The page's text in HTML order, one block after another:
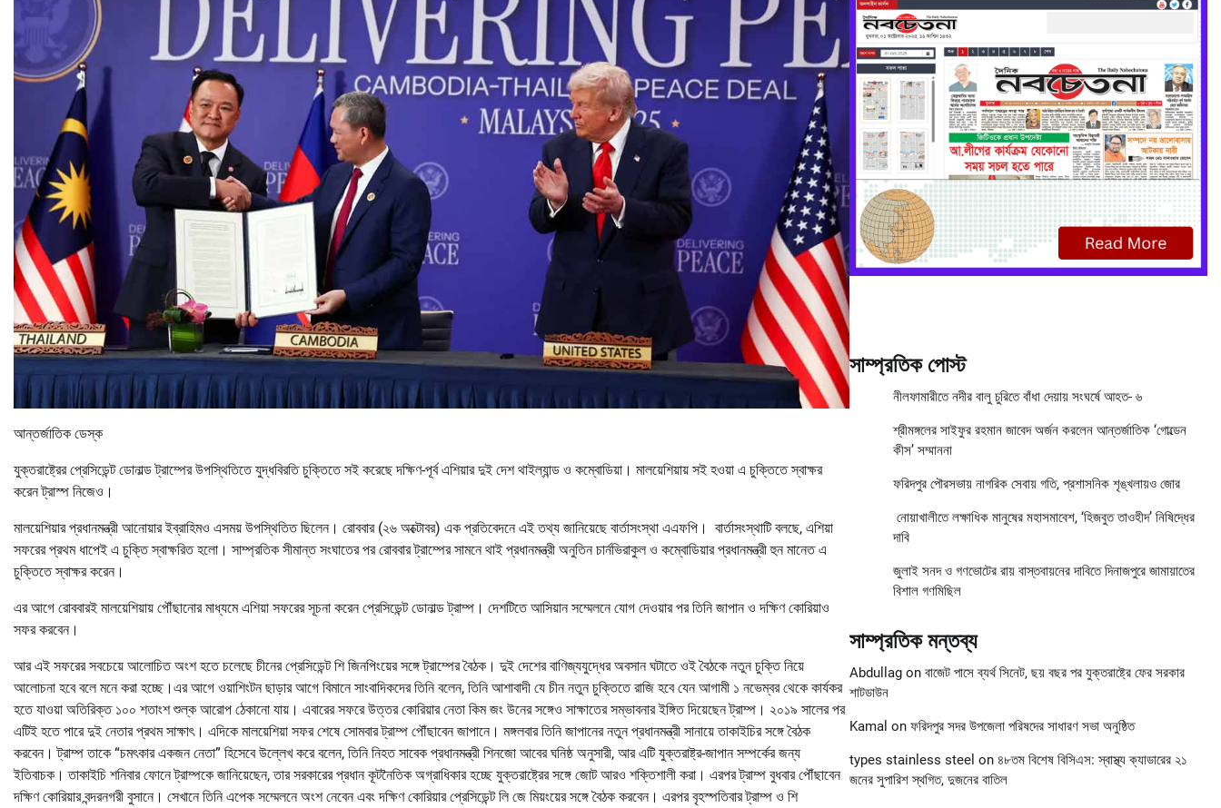
আন্তর্জাতিক ডেস্ক
যুক্তরাষ্ট্রের প্রেসিডেন্ট ডোনাল্ড ট্রাম্পের উপস্থিতিতে যুদ্ধবিরতি চুক্তিতে সই করেছে দক্ষিণ-পূর্ব এশিয়ার দুই দেশ থাইল্যান্ড ও কম্বোডিয়া। মালয়েশিয়ায় সই হওয়া এ চুক্তিতে স্বাক্ষর
করেন ট্রাস্প নিজেও।
মালয়েশিয়ার প্রধানমন্ত্রী আনোয়ার ইব্রাহিমও এসময় উপস্থিতিত ছিলেন। রোববার (২৬ অক্টোবর) এক প্রতিবেদনে এই তথ্য জানিয়েছে বার্তাসংস্থা এএফপি। বার্তাসংস্থাটি বলছে, এশিয়া
সফরের প্রথম ধাপেই এ চুক্তি স্বাক্ষরিত হলো। সাম্প্রতিক সীমান্ত সংঘাতের পর রোববার ট্রাম্পের সামনে থাই প্রধানমন্ত্রী অনুতিন চার্নভিরাকুল ও কম্বোডিয়ার প্রধানমন্ত্রী হুন মানেত এ
চুক্তিতে স্বাক্ষর করেন।
এর আগে রোববারই মালয়েশিয়ায় পৌঁছানোর মাধ্যমে এশিয়া সফরের সূচনা করেন প্রেসিডেন্ট ডোনাল্ড ট্রাম্প। দেশটিতে আসিয়ান সম্মেলনে যোগ দেওয়ার পর তিনি জাপান ও দক্ষিণ কোরিয়াও
সফর করবেন।
আর এই সফরের সবচেয়ে আলোচিত অংশ হতে চলেছে চীনের প্রেসিডেন্ট শি জিনপিংয়ের সঙ্গে ট্রাম্পের বৈঠক। দুই দেশের বাণিজ্যযুদ্ধের অবসান ঘটাতে ওই বৈঠকে নতুন চুক্তি নিয়ে
আলোচনা হবে বলে মনে করা হচ্ছে।এর আগে ওয়াশিংটন ছাড়ার আগে বিমানে সাংবাদিকদের তিনি বলেন, তিনি আশাবাদী যে চীন নতুন চুক্তিতে রাজি হবে যেন আগামী ১ নভেম্বর থেকে কার্যকর
হতে যাওয়া অতিরিক্ত ১০০ শতাংশ শুল্ক আরোপ ঠেকানো যায়। এবারের সফরে উত্তর কোরিয়ার নেতা কিম জং উনের সঙ্গেও সাক্ষাতের সম্ভাবনার ইঙ্গিত দিয়েছেন ট্রাম্প। ২০১৯ সালের পর
এটিই হতে পারে দুই নেতার প্রথম সাক্ষাৎ। এদিকে মালয়েশিয়া সফর শেষে সোমবার ট্রাম্প পৌঁছাবেন জাপানে। মঙ্গলবার তিনি জাপানের নতুন প্রধানমন্ত্রী সানায়ে তাকাইচির সঙ্গে বৈঠক
করবেন। ট্রাম্প তাকে “চমৎকার একজন নেতা” হিসেবে উল্লেখ করে বলেন, তিনি নিহত সাবেক প্রধানমন্ত্রী শিনজো আবের ঘনিষ্ঠ অনুসারী, আর এটি যুক্তরাষ্ট্র-জাপান সম্পর্কের জন্য
ইতিবাচক। তাকাইচি শনিবার ফোনে ট্রাম্পকে জানিয়েছেন, তার সরকারের প্রধান কূটনৈতিক অগ্রাধিকার হচ্ছে যুক্তরাষ্ট্রের সঙ্গে জোট আরও শক্তিশালী করা। এরপর ট্রাম্প বুধবার পৌঁছাবেন
দক্ষিণ কোরিয়ার বন্দরনগরী বুসানে। সেখানে তিনি এপেক সম্মেলনে অংশ নেবেন এবং দক্ষিণ কোরিয়ার প্রেসিডেন্ট লি জে মিয়ংয়ের সঙ্গে বৈঠক করবেন। এরপর বৃহস্পতিবার ট্রাম্প ও শি
সাম্প্রতিক পোস্ট
নীলফামারীতে নদীর বালু চুরিতে বাঁধা দেয়ায় সংঘর্ষে আহত- ৬
শ্রীমঙ্গলের সাইফুর রহমান জাবেদ অর্জন করলেন আন্তর্জাতিক ‘গোল্ডেন
কীস’ সম্মাননা
ফরিদপুর পৌরসভায় নাগরিক সেবায় গতি, প্রশাসনিক শৃঙ্খলায়ও জোর
নোয়াখালীতে লক্ষাধিক মানুষের মহাসমাবেশ, ‘হিজবুত তাওহীদ’ নিষিদ্ধের
দাবি
জুলাই সনদ ও গণভোটের রায় বাস্তবায়নের দাবিতে দিনাজপুরে জামায়াতের
বিশাল গণমিছিল
সাম্প্রতিক মন্তব্য
Abdullagon বাজেট পাসে ব্যর্থ সিনেট, ছয় বছর পর যুক্তরাষ্ট্রে ফের সরকার
শাটডাউন
Kamal on ফরিদপুর সদর উপজেলা পরিষদের সাধারণ সভা অনুষ্ঠিত
types stainless steel on ৪৮তম বিশেষ বিসিএস: স্বাস্থ্য ক্যাডারের ২১
জনের সুপারিশ স্থগিত, দুজনের বাতিল